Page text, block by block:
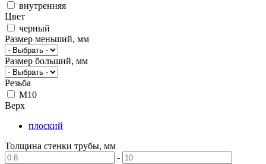
внутренняя
Цвет
черный
Размер меньший, мм
Размер больший, мм
Резьба
М10
Верх
плоский
Толщина стенки трубы, мм
-